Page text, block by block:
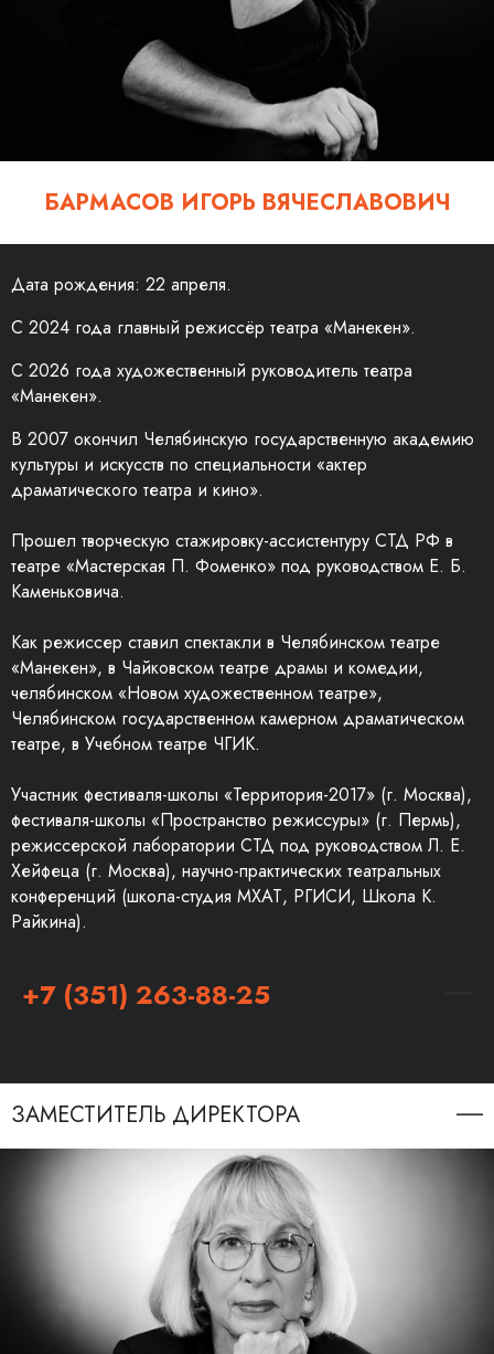
БАРМАСОВ ИГОРЬ ВЯЧЕСЛАВОВИЧ
Дата рождения: 22 апреля.
С 2024 года главный режиссёр театра «Манекен».
С 2026 года художественный руководитель театра
«Манекен».
В 2007 окончил Челябинскую государственную академию
культуры и искусств по специальности «актер
драматического театра и кино».
Прошел творческую стажировку-ассистентуру СТД РФ в
театре «Мастерская П. Фоменко» под руководством Е. Б.
Каменьковича.
Как режиссер ставил спектакли в Челябинском театре
«Манекен», в Чайковском театре драмы и комедии,
челябинском «Новом художественном театре»,
Челябинском государственном камерном драматическом
театре, в Учебном театре ЧГИК.
Участник фестиваля-школы «Территория-2017» (г. Москва),
фестиваля-школы «Пространство режиссуры» (г. Пермь),
режиссерской лаборатории СТД под руководством Л. Е.
Хейфеца (г. Москва), научно-практических театральных
конференций (школа-студия МХАТ, РГИСИ, Школа К.
Райкина).
+7 (351) 263-88-25
ЗАМЕСТИТЕЛЬ ДИРЕКТОРА